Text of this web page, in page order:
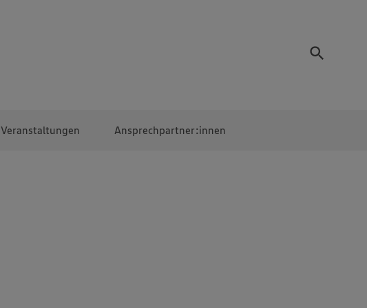
Veranstaltungen Ansprechpartner:innen